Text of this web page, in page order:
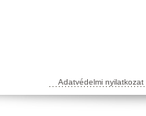
Adatvédelmi nyilatkozat